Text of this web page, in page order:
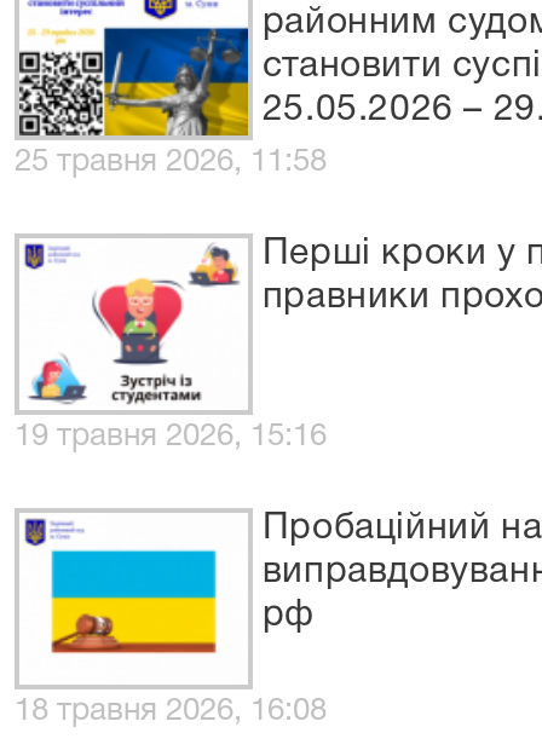
районним
становити
25.05.2026 –
25 травня 2026, 11:58
Перші кроки у
правники
19 травня 2026, 15:16
Пробаційний
рф
18 травня 2026, 16:08